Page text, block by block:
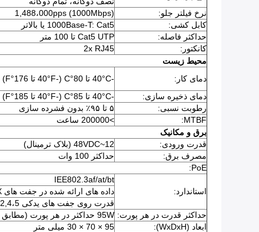
نرخ فیلتر جلو:
1,488،000pps (1000Mbps)
کابل کشی:
1000Base-T: Cat5 یا بالاتر
حداکثر فاصله:
Cat5 UTP تا 100 متر
کانکتور:
2x RJ45
محیط زیست
دمای کار:
-40°C تا 80°C (-40°F تا 176°F)
دمای ذخیره سازی:
-40°C تا 85°C (-40°F تا 185°F)
رطوبت نسبی:
۵ تا ۹۵٪ بدون فشرده سازی
MTBF:
>200000 ساعت
برق و مکانیک
قدرت ورودی:
12~48VDC (بلاک ترمینال)
مصرف برق:
حداکثر 100 وات
PoE:
استاندارد:
IEE802.3af/at/bt
داده های ارائه شده در جفت های 1,2TX و 3,6RX
قدرت روی جفت های یدکی 12,4،5 ((+) و 36,7،8(-)
حداکثر قدرت در هر پورت: 95W حداکثر در هر پورت (مطابق حالت B)
ابعاد (WxDxH):
95 × 70 × 30 میلی متر